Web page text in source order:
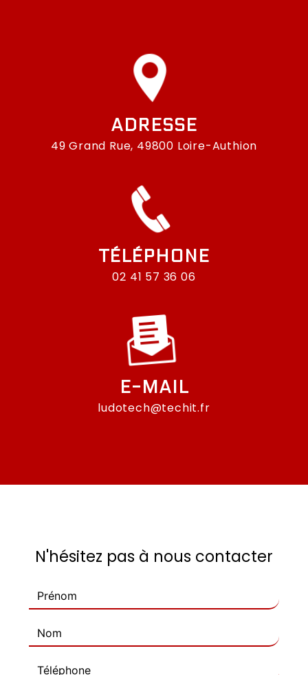
ADRESSE
49 Grand Rue, 49800 Loire-Authion
TÉLÉPHONE
02 41 57 36 06
E-MAIL
ludotech@techit.fr
N'hésitez pas à nous contacter